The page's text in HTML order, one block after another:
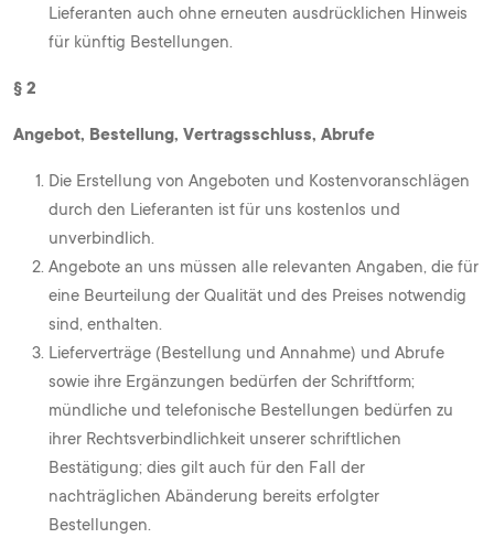
Lieferanten auch ohne erneuten ausdrücklichen Hinweis
für künftig Bestellungen.
§ 2
Angebot, Bestellung, Vertragsschluss, Abrufe
Die Erstellung von Angeboten und Kostenvoranschlägen
durch den Lieferanten ist für uns kostenlos und
unverbindlich.
Angebote an uns müssen alle relevanten Angaben, die für
eine Beurteilung der Qualität und des Preises notwendig
sind, enthalten.
Lieferverträge (Bestellung und Annahme) und Abrufe
sowie ihre Ergänzungen bedürfen der Schriftform;
mündliche und telefonische Bestellungen bedürfen zu
ihrer Rechtsverbindlichkeit unserer schriftlichen
Bestätigung; dies gilt auch für den Fall der
nachträglichen Abänderung bereits erfolgter
Bestellungen.